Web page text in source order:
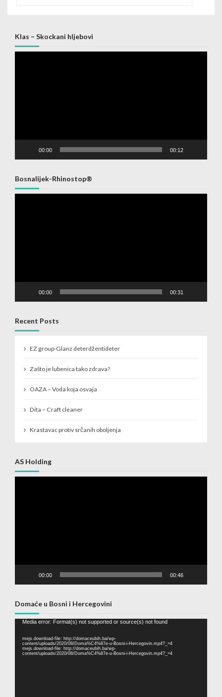
Klas – Skockani hljebovi
00:00 00:12
Bosnalijek-Rhinostop®
00:00 00:31
Recent Posts
EZ group-Glanz deterdžentideter
Zašto je lubenica tako zdrava?
OAZA – Voda koja osvaja
Dita – Craft cleaner
Krastavac protiv srčanih oboljenja
AS Holding
00:00 00:46
Domaće u Bosni i Hercegovini
Video
Media error: Format(s) not supported or source(s) not found
mejs.download-file: http://domaceubih.ba/wp-
content/uploads/2020/08/Doma%C4%87e-u-Bosni-i-Hercegovin.mp4?_=4
mejs.download-file: http://domaceubih.ba/wp-
content/uploads/2020/08/Doma%C4%87e-u-Bosni-i-Hercegovin.mp4?_=4